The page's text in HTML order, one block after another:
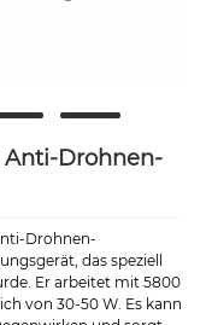
Anti-Drohnen-
Drohnen-
das speziell
Er arbeitet mit 5800
von 30-50 W. Es kann